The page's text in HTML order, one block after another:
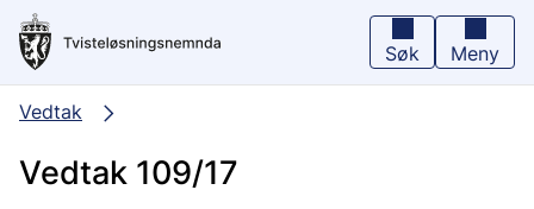
Hopp
hovedinnhold
Søk Meny
Vedtak
Vedtak 109/17